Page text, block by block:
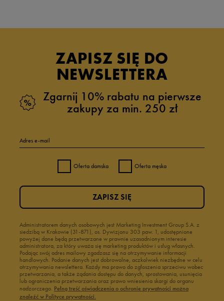
ZAPISZ SIĘ DO
NEWSLETTERA
Zgarnij 10% rabatu na pierwsze
zakupy za min. 250 zł
Adres e-mail
Oferta damska Oferta męska
Administratorem danych osobowych jest Marketing Investment Group S.A. z
siedzibą w Krakowie (31-871), os. Dywizjonu 303 paw. 1, udostępnione
powyżej dane będą przetwarzane w prawnie uzasadnionym interesie
administratora, za który uważa się marketing produktów i usług własnych.
Podając swój adres mailowy zgadzasz się na otrzymywanie informacji
handlowych. Podanie danych jest dobrowolne, aczkolwiek niezbędne w celu
otrzymywania newslettera. Każdy ma prawo do zgłoszenia sprzeciwu wobec
przetwarzania, a także żądania dostępu do danych, sprostowania, usunięcia
lub ograniczenia przetwarzania oraz prawo wniesienia skargi do organu
nadzorczego. Pełną treść oświadczenia o ochronie prywatności można
znaleźć w Polityce prywatności.
ZAPISZ SIĘ